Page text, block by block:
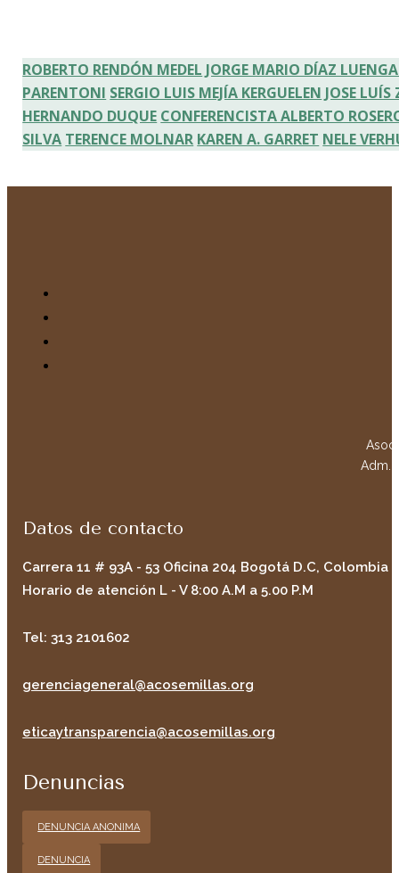
ROBERTO RENDÓN MEDEL JORGE MARIO DÍAZ
PARENTONI SERGIO LUIS MEJÍA KERGUELEN JOSE
HERNANDO DUQUE CONFERENCISTA ALBERTO
SILVA TERENCE MOLNAR KAREN A. GARRET NELE
Adm.
Datos de contacto
Carrera 11 # 93A - 53 Oficina 204 Bogotá D.C, Colombia
Horario de atención L - V 8:00 A.M a 5.00 P.M
Tel: 313 2101602
gerenciageneral@acosemillas.org
eticaytransparencia@acosemillas.org
Denuncias
DENUNCIA ANONIMA
DENUNCIA